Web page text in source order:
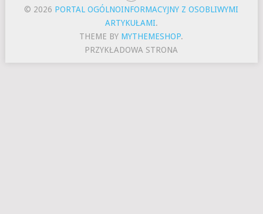
© 2026 PORTAL OGÓLNOINFORMACYJNY Z OSOBLIWYMI
ARTYKUŁAMI.
THEME BY MYTHEMESHOP.
PRZYKŁADOWA STRONA